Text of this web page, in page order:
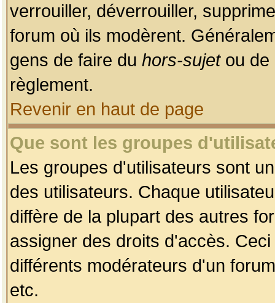
verrouiller, déverrouiller,
forum où ils modèrent.
gens de faire du hors-sujetou de
règlement.
Revenir en haut de page
Que sont les groupes
Les groupes d'utilisateurs sont
des utilisateurs. Chaque
diffère de la plupart des autres
assigner des droits d'accès.
différents modérateurs d'un
etc.